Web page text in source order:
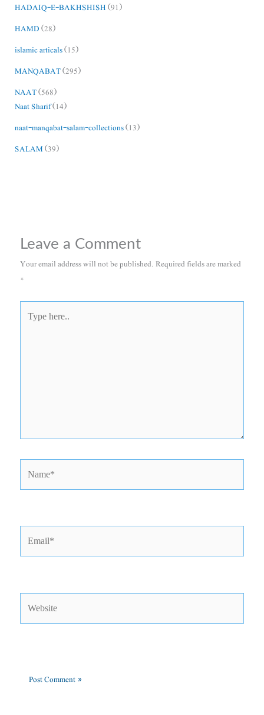
HADAIQ-E-BAKHSHISH(91)
HAMD(28)
islamic articals(15)
MANQABAT(295)
NAAT(568)
Naat Sharif(14)
naat-manqabat-salam-collections(13)
SALAM(39)
Leave a Comment
Your email address will not be published.Required fields are marked
*
here..